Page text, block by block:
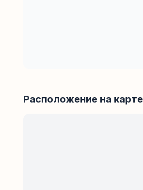
Расположение на карте